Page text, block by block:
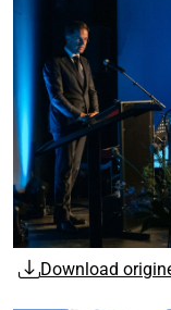
Download